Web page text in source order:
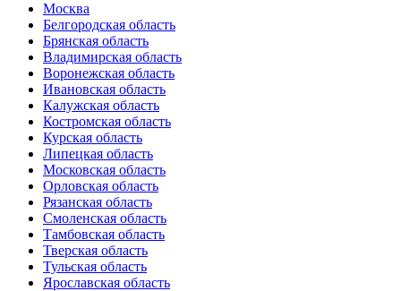
Москва
Белгородская область
Брянская область
Владимирская область
Воронежская область
Ивановская область
Калужская область
Костромская область
Курская область
Липецкая область
Московская область
Орловская область
Рязанская область
Смоленская область
Тамбовская область
Тверская область
Тульская область
Ярославская область